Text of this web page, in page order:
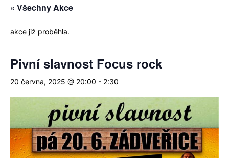
« Všechny Akce
akce již proběhla.
Pivní slavnost Focus rock
20 června, 2025 @ 20:00 - 2:30